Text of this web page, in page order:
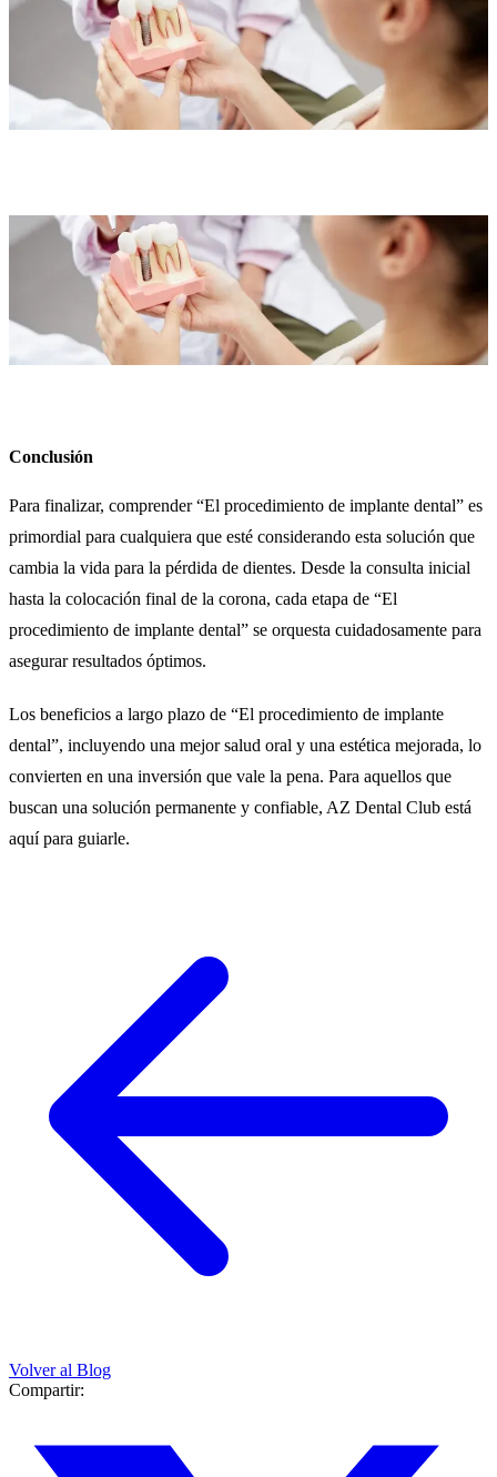
Conclusión
Para finalizar, comprender “El procedimiento de implante dental” es
primordial para cualquiera que esté considerando esta solución que
cambia la vida para la pérdida de dientes. Desde la consulta inicial
hasta la colocación final de la corona, cada etapa de “El
procedimiento de implante dental” se orquesta cuidadosamente para
asegurar resultados óptimos.
Los beneficios a largo plazo de “El procedimiento de implante
dental”, incluyendo una mejor salud oral y una estética mejorada, lo
convierten en una inversión que vale la pena. Para aquellos que
buscan una solución permanente y confiable, AZ Dental Club está
aquí para guiarle.
Volver al Blog
Compartir: